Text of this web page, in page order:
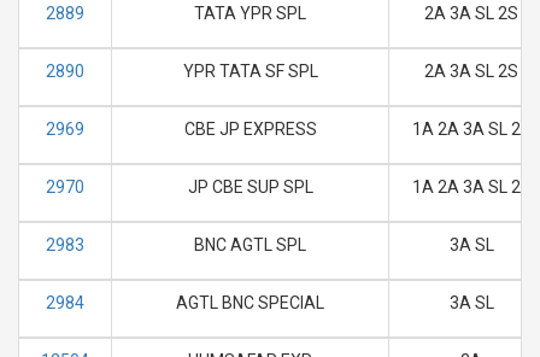
2889 TATA YPR SPL 2A 3A SL 2S
2890 YPR TATA SF SPL 2A 3A SL 2S
2969 CBE JP EXPRESS 1A 2A 3A SL 2S
2970 JP CBE SUP SPL 1A 2A 3A SL 2S
2983 BNC AGTL SPL 3A SL
2984 AGTL BNC SPECIAL 3A SL